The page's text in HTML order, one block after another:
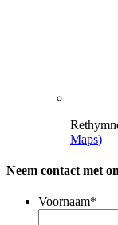
Maps)
Neem contact met
Voornaam*